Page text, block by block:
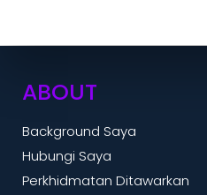
ABOUT
Background Saya
Hubungi Saya
Perkhidmatan Ditawarkan